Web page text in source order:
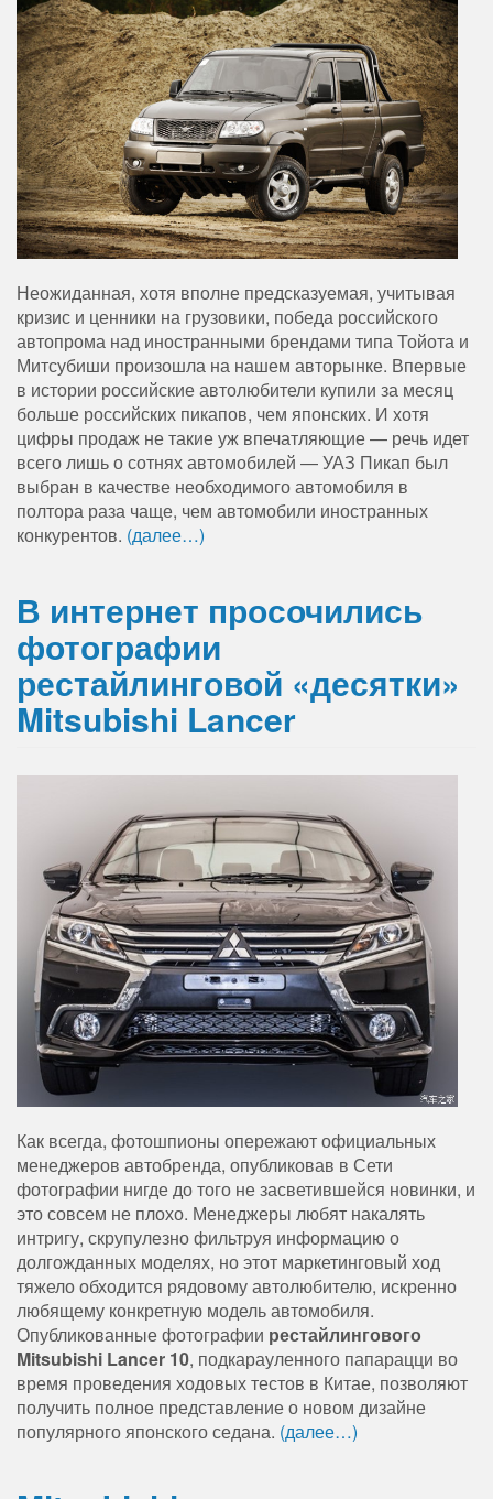
Неожиданная, хотя вполне предсказуемая, учитывая
кризис и ценники на грузовики, победа российского
автопрома над иностранными брендами типа Тойота и
Митсубиши произошла на нашем авторынке. Впервые
в истории российские автолюбители купили за месяц
больше российских пикапов, чем японских. И хотя
цифры продаж не такие уж впечатляющие — речь идет
всего лишь о сотнях автомобилей — УАЗ Пикап был
выбран в качестве необходимого автомобиля в
полтора раза чаще, чем автомобили иностранных
конкурентов. (далее…)
В интернет просочились
фотографии
рестайлинговой «десятки»
Mitsubishi Lancer
Как всегда, фотошпионы опережают официальных
менеджеров автобренда, опубликовав в Сети
фотографии нигде до того не засветившейся новинки, и
это совсем не плохо. Менеджеры любят накалять
интригу, скрупулезно фильтруя информацию о
долгожданных моделях, но этот маркетинговый ход
тяжело обходится рядовому автолюбителю, искренно
любящему конкретную модель автомобиля.
Опубликованные фотографии рестайлингового
Mitsubishi Lancer 10, подкарауленного папарацци во
время проведения ходовых тестов в Китае, позволяют
получить полное представление о новом дизайне
популярного японского седана. (далее…)